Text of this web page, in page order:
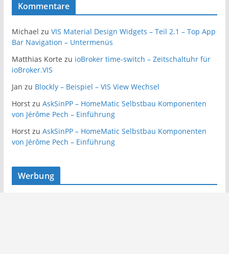
Kommentare
Michael zu VIS Material Design Widgets – Teil 2.1 – Top App
Bar Navigation – Untermenüs
Matthias Korte zu ioBroker time-switch – Zeitschaltuhr für
ioBroker.VIS
Jan zu Blockly – Beispiel – VIS View Wechsel
Horstzu AskSinPP – HomeMatic Selbstbau Komponenten
von Jérôme Pech – Einführung
Horstzu AskSinPP – HomeMatic Selbstbau Komponenten
von Jérôme Pech – Einführung
Werbung